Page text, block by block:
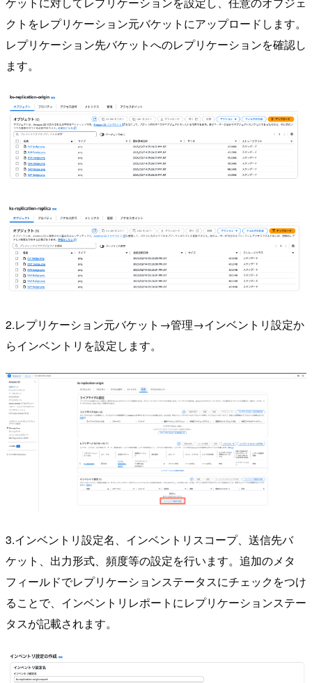
クトをレプリケーション元バケットにアップロードします。
レプリケーション先バケットへのレプリケーションを確認し
ます。
2.レプリケーション元バケット→管理→インベントリ設定か
らインベントリを設定します。
3.インベントリ設定名、インベントリスコープ、送信先バ
ケット、出力形式、頻度等の設定を行います。追加のメタ
フィールドでレプリケーションステータスにチェックをつけ
ることで、インベントリレポートにレプリケーションステー
タスが記載されます。